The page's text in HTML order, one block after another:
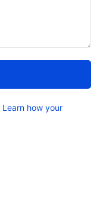
Learn how your